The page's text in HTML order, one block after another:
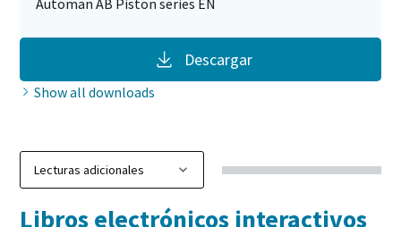
Automan AB Piston series EN
Descargar
Show all downloads
Libros electrónicos interactivos